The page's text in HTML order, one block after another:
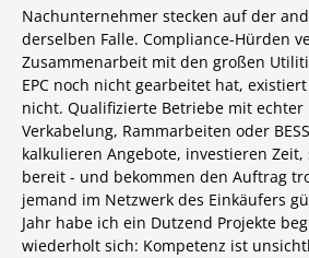
Nachunternehmer stecken auf der
derselben Falle. Compliance-Hürden
Zusammenarbeit mit den großen
EPC noch nicht gearbeitet hat,
nicht. Qualifizierte Betriebe mit echter
Verkabelung, Rammarbeiten oder
kalkulieren Angebote, investieren
bereit - und bekommen den Auftrag
jemand im Netzwerk des Einkäufers
Jahr habe ich ein Dutzend Projekte
wiederholt sich: Kompetenz ist